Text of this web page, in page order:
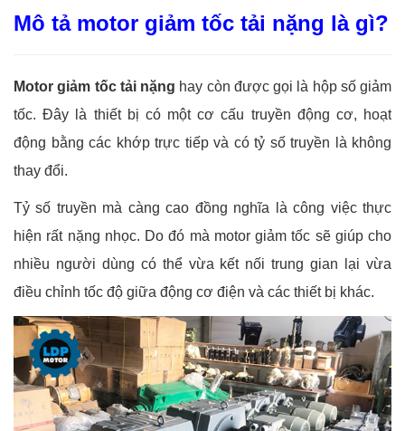
Mô tả motor giảm tốc tải nặng là gì?
Motor giảm tốc tải nặng hay còn được gọi là hộp số giảm
tốc. Đây là thiết bị có một cơ cấu truyền động cơ, hoạt
động bằng các khớp trực tiếp và có tỷ số truyền là không
thay đổi.
Tỷ số truyền mà càng cao đồng nghĩa là công việc thực
hiện rất nặng nhọc. Do đó mà motor giảm tốc sẽ giúp cho
nhiều người dùng có thể vừa kết nối trung gian lại vừa
điều chỉnh tốc độ giữa động cơ điện và các thiết bị khác.